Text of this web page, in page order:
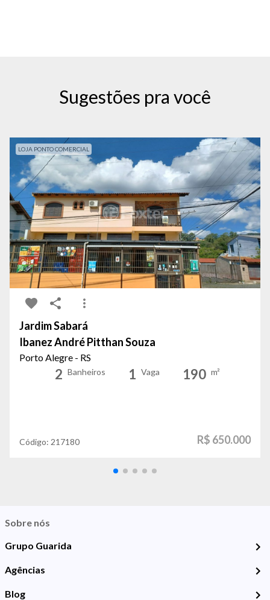
Sugestões pra você
LOJA PONTO COMERCIAL
Jardim Sabará
Ibanez André Pitthan Souza
Porto Alegre - RS
2 Banheiros 1 Vaga 190 m²
Código: 217180 R$ 650.000
Sobre nós
Grupo Guarida
Agências
Blog